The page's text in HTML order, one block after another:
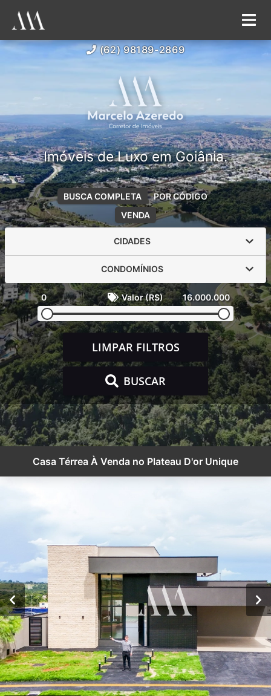
(62) 98189-2869
Imóveis de Luxo em Goiânia.
VENDA
BUSCA COMPLETA POR CÓDIGO
CIDADES
CONDOMÍNIOS
0 Valor (R$) 16.000.000
LIMPAR FILTROS
BUSCAR
Casa Térrea À Venda no Plateau D'or Unique